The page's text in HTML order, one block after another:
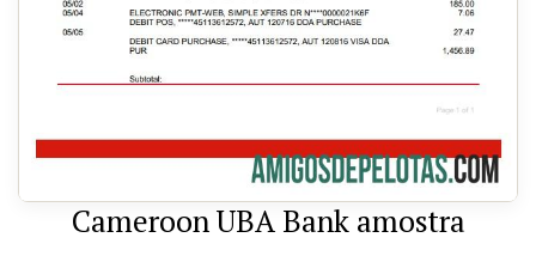
Cameroon UBA Bank amostra